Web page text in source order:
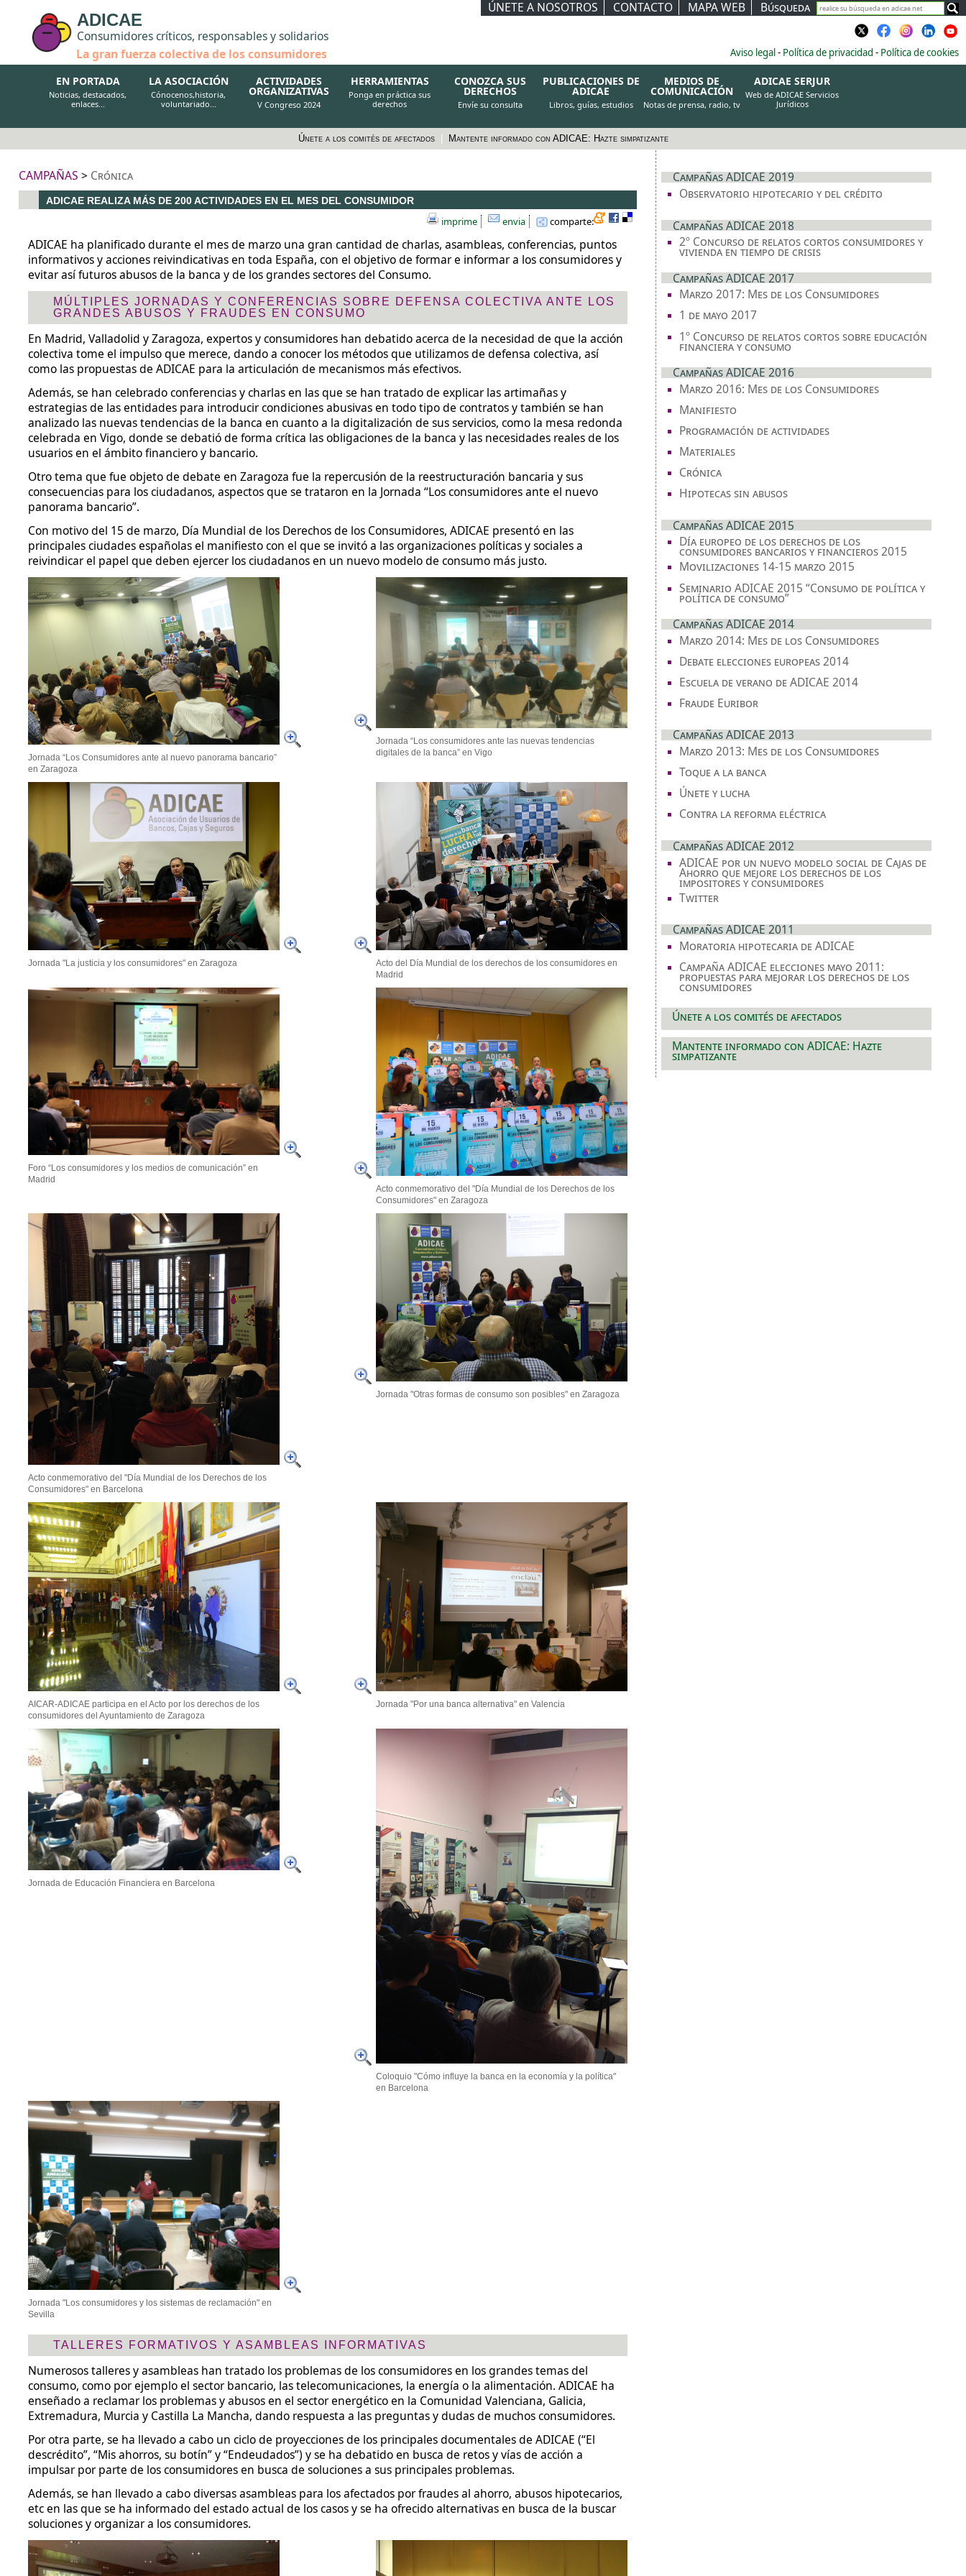
ÚNETE A NOSOTROS CONTACTO MAPA WEB Búsqueda
ADICAE
Consumidores críticos, responsables y solidarios
La gran fuerza colectiva de los consumidores
Aviso legal- Política de privacidad - Política de cookies
Habilitada nueva función de búsqueda para todo
ADICAE
EN PORTADA
Noticias, destacados,
enlaces...
LA ASOCIACIÓN
Cónocenos,historia,
voluntariado...
ACTIVIDADES
ORGANIZATIVAS
V Congreso 2024
HERRAMIENTAS
Ponga en práctica sus
derechos
CONOZCA SUS
DERECHOS
Envíe su consulta
PUBLICACIONES DE
ADICAE
Libros, guías, estudios
MEDIOS DE
COMUNICACIÓN
Notas de prensa, radio, tv
ADICAE SERJUR
Web de ADICAE Servicios
Jurídicos
Únete a los comités de afectados Mantente informado con ADICAE: Hazte simpatizante
CAMPAÑAS > Crónica
ADICAE REALIZA MÁS DE 200 ACTIVIDADES EN EL MES DEL CONSUMIDOR
imprime envia comparte:
ADICAE ha planificado durante el mes de marzo una gran cantidad de charlas, asambleas, conferencias, puntos
informativos y acciones reivindicativas en toda España, con el objetivo de formar e informar a los consumidores y
evitar así futuros abusos de la banca y de los grandes sectores del Consumo.
MÚLTIPLES JORNADAS Y CONFERENCIAS SOBRE DEFENSA COLECTIVA ANTE LOS
GRANDES ABUSOS Y FRAUDES EN CONSUMO
En Madrid, Valladolid y Zaragoza, expertos y consumidores han debatido acerca de la necesidad de que la acción
colectiva tome el impulso que merece, dando a conocer los métodos que utilizamos de defensa colectiva, así
como las propuestas de ADICAE para la articulación de mecanismos más efectivos.
Además, se han celebrado conferencias y charlas en las que se han tratado de explicar las artimañas y
estrategias de las entidades para introducir condiciones abusivas en todo tipo de contratos y también se han
analizado las nuevas tendencias de la banca en cuanto a la digitalización de sus servicios, como la mesa redonda
celebrada en Vigo, donde se debatió de forma crítica las obligaciones de la banca y las necesidades reales de los
usuarios en el ámbito financiero y bancario.
Otro tema que fue objeto de debate en Zaragoza fue la repercusión de la reestructuración bancaria y sus
consecuencias para los ciudadanos, aspectos que se trataron en la Jornada “Los consumidores ante el nuevo
panorama bancario”.
Con motivo del 15 de marzo, Día Mundial de los Derechos de los Consumidores, ADICAE presentó en las
principales ciudades españolas el manifiesto con el que se invitó a las organizaciones políticas y sociales a
reivindicar el papel que deben ejercer los ciudadanos en un nuevo modelo de consumo más justo.
Jornada “Los Consumidores ante al nuevo panorama bancario”
en Zaragoza
Jornada “Los consumidores ante las nuevas tendencias
digitales de la banca” en Vigo
Jornada "La justicia y los consumidores" en Zaragoza
Acto del Día Mundial de los derechos de los consumidores en
Madrid
Foro “Los consumidores y los medios de comunicación” en
Madrid
Acto conmemorativo del "Día Mundial de los Derechos de los
Consumidores" en Zaragoza
Acto conmemorativo del "Día Mundial de los Derechos de los
Consumidores" en Barcelona
Jornada "Otras formas de consumo son posibles" en Zaragoza
AICAR-ADICAE participa en el Acto por los derechos de los
consumidores del Ayuntamiento de Zaragoza
Jornada "Por una banca alternativa" en Valencia
Jornada de Educación Financiera en Barcelona
Coloquio "Cómo influye la banca en la economía y la política"
en Barcelona
Jornada "Los consumidores y los sistemas de reclamación" en
Sevilla
TALLERES FORMATIVOS Y ASAMBLEAS INFORMATIVAS
Numerosos talleres y asambleas han tratado los problemas de los consumidores en los grandes temas del
consumo, como por ejemplo el sector bancario, las telecomunicaciones, la energía o la alimentación. ADICAE ha
enseñado a reclamar los problemas y abusos en el sector energético en la Comunidad Valenciana, Galicia,
Extremadura, Murcia y Castilla La Mancha, dando respuesta a las preguntas y dudas de muchos consumidores.
Por otra parte, se ha llevado a cabo un ciclo de proyecciones de los principales documentales de ADICAE (“El
descrédito”, “Mis ahorros, su botín” y “Endeudados”) y se ha debatido en busca de retos y vías de acción a
impulsar por parte de los consumidores en busca de soluciones a sus principales problemas.
Además, se han llevado a cabo diversas asambleas para los afectados por fraudes al ahorro, abusos hipotecarios,
etc en las que se ha informado del estado actual de los casos y se ha ofrecido alternativas en busca de la buscar
soluciones y organizar a los consumidores.
Campañas ADICAE 2019
Observatorio hipotecario y del crédito
Campañas ADICAE 2018
2º Concurso de relatos cortos consumidores y
vivienda en tiempo de crisis
Campañas ADICAE 2017
Marzo 2017: Mes de los Consumidores
1 de mayo 2017
1º Concurso de relatos cortos sobre educación
financiera y consumo
Campañas ADICAE 2016
Marzo 2016: Mes de los Consumidores
Manifiesto
Programación de actividades
Materiales
Crónica
Hipotecas sin abusos
Campañas ADICAE 2015
Día europeo de los derechos de los
consumidores bancarios y financieros 2015
Movilizaciones 14-15 marzo 2015
Seminario ADICAE 2015 “Consumo de política y
política de consumo”
Campañas ADICAE 2014
Marzo 2014: Mes de los Consumidores
Debate elecciones europeas 2014
Escuela de verano de ADICAE 2014
Fraude Euribor
Campañas ADICAE 2013
Marzo 2013: Mes de los Consumidores
Toque a la banca
Únete y lucha
Contra la reforma eléctrica
Campañas ADICAE 2012
ADICAE por un nuevo modelo social de Cajas de
Ahorro que mejore los derechos de los
impositores y consumidores
Twitter
Campañas ADICAE 2011
Moratoria hipotecaria de ADICAE
Campaña ADICAE elecciones mayo 2011:
propuestas para mejorar los derechos de los
consumidores
Únete a los comités de afectados
Mantente informado con ADICAE: Hazte
simpatizante